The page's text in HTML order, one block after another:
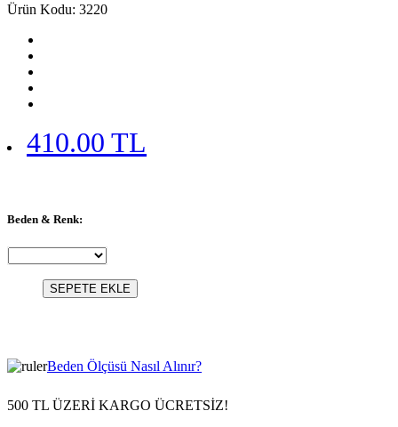
Ürün Kodu: 3220
410.00 TL
Beden & Renk:
SEPETE EKLE
Beden Ölçüsü Nasıl Alınır?
500 TL ÜZERİ KARGO ÜCRETSİZ!